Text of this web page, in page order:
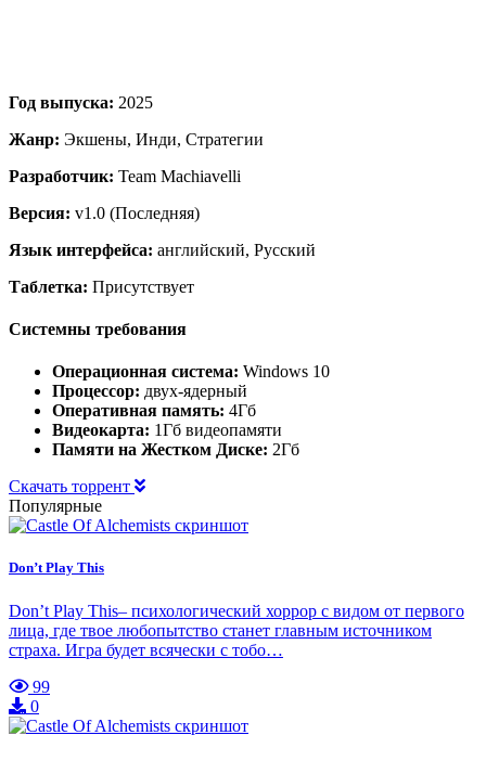
Год выпуска: 2025
Жанр: Экшены, Инди, Стратегии
Разработчик: Team Machiavelli
Версия: v1.0 (Последняя)
Язык интерфейса: английский, Русский
Таблетка: Присутствует
Системны требования
Операционная система: Windows 10
Процессор: двух-ядерный
Оперативная память: 4Гб
Видеокарта: 1Гб видеопамяти
Памяти на Жестком Диске: 2Гб
Скачать торрент
Популярные
Don’t Play This
Don’t Play This– психологический хоррор с видом от первого
лица, где твое любопытство станет главным источником
страха. Игра будет всячески с тобо…
99
0